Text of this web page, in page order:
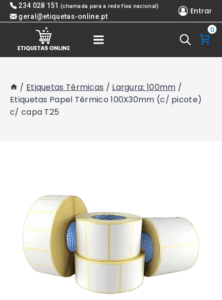
Skip 234 028 151 (chamada para a rede fixa nacional)
geral@etiquetas-online.pt
Entrar
0
/ Etiquetas Térmicas / Largura: 100mm /
Etiquetas Papel Térmico 100X30mm (c/ picote)
c/ capa T25